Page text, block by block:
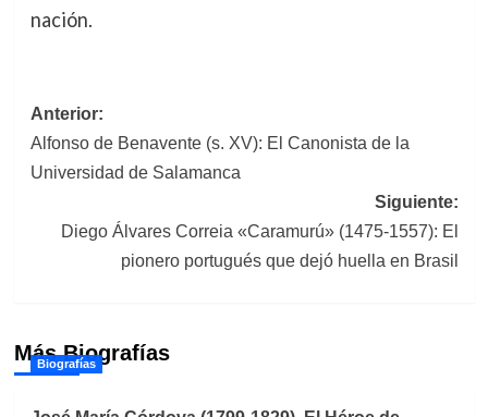
nación.
Navegación
de
Anterior:
Alfonso de Benavente (s. XV): El Canonista de la
Universidad de Salamanca
Siguiente:
Diego Álvares Correia «Caramurú» (1475-1557): El
pionero portugués que dejó huella en Brasil
Más Biografías
Biografías